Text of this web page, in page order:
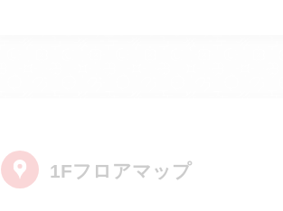
1Fフロアマップ